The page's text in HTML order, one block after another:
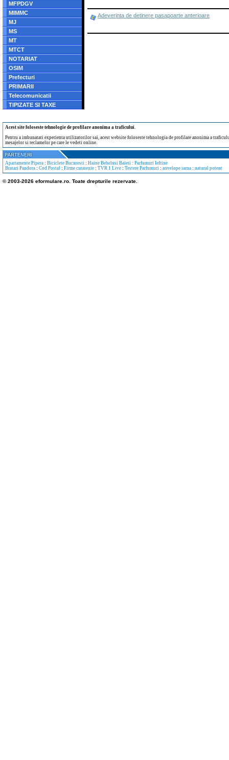
MFPDGV
MIMMC
MJ
MS
MT
MTCT
NOTARIAT
OSIM
Prefecturi
PRIMARII
Telecomunicatii
TIPIZATE SI TAXE
Adeverinta de detinere pasapoarte anterioare
Acest site foloseste tehnologie de profilare anonima a traficului.
Pentru a imbunatati experienta utilizatorilor sai, acest website foloseste tehnologia de profilare anonima a
mesajelor si reclamelor pe care le vedeti online.
Apartamente Pipera : Biciclete Bucuresti : Haine Bebelusi Baieti : Parfumuri Ieftine
Bratari Pandora : Cod Postal : Firme curatenie : TVR 1 Live : Testere Parfumuri : anvelope iarna : natural potent
© 2003-2026 eformulare.ro. Toate drepturile rezervate.